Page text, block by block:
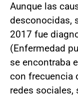
Aunque las
desconocidas,
2017 fue
(Enfermedad
se encontraba
con frecuencia
redes sociales,